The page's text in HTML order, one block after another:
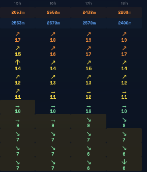
15h 16h 17h 18h
2653m 2558m 2438m 2268m
2553m 2578m 2578m 2490m
↗
17
↗
18
↗
19
↗
19
↗
15
↗
16
↗
17
↗
17
↑
14
↗
14
↗
15
↗
14
↗
12
↗
13
↗
13
↗
12
↗
11
→
11
→
12
→
11
→
10
→
10
→
10
→
10
→
9
→
9
↘
9
↘
8
↘
7
↘
7
↘
7
↘
7
↘
7
↘
7
↘
6
↘
6
↘
7
↘
7
↘
6
↓
6